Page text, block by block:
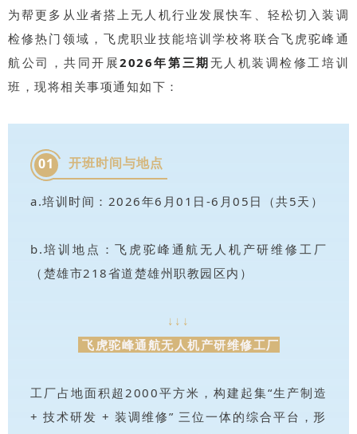
为帮更多从业者搭上无人机行业发展快车、轻松切入装调
检修热门领域，飞虎职业技能培训学校将联合飞虎驼峰通
航公司，共同开展2026年第三期无人机装调检修工培训
班，现将相关事项通知如下：
01 开班时间与地点
a.培训时间：2026年6月01日-6月05日（共5天）
b.培训地点：飞虎驼峰通航无人机产研维修工厂
（楚雄市218省道楚雄州职教园区内）
↓↓↓
飞虎驼峰通航无人机产研维修工厂
工厂占地面积超2000平方米， 构建起集“生产制造
+ 技术研发 + 装调维修” 三位一体的综合平台，形